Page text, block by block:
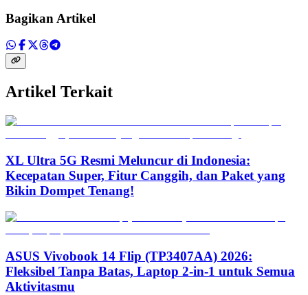
Bagikan Artikel
Artikel Terkait
XL Ultra 5G Resmi Meluncur di Indonesia:
Kecepatan Super, Fitur Canggih, dan Paket yang
Bikin Dompet Tenang!
ASUS Vivobook 14 Flip (TP3407AA) 2026:
Fleksibel Tanpa Batas, Laptop 2-in-1 untuk Semua
Aktivitasmu